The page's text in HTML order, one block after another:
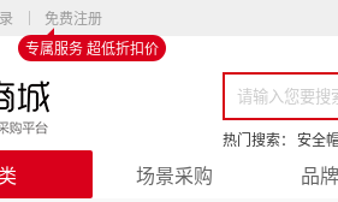
免费注册
专属服务 超低折扣价
热门搜索： 安全
场景采购 品